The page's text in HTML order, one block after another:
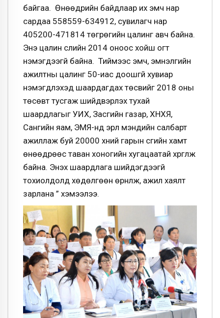
байгаа. Өнөөдрийн байдлаар их эмч нар
сардаа 558559-634912, сувилагч нар
405200-471814 төгрөгийн цалинг авч байна.
Энэ цалин сүүлийн 2014 оноос хойш огт
нэмэгдээгүй байна. Тиймээс эмч, эмнэлгийн
ажилтны цалинг 50-иас доошгүй хувиар
нэмэгдүүлэхэд шаардагдах төсвийг 2018 оны
төсөвт тусгаж шийдвэрлэх тухай
шаардлагыг УИХ, Засгийн газар, ХНХЯ,
Сангийн яам, ЭМЯ-нд эрүүл мэндийн салбарт
ажиллаж буй 20000 хүний гарын үсгийн хамт
өнөөдрөөс таван хоногийн хугацаатай хүргүүлж
байна. Энэхүү шаардлага шийдэгдээгүй
тохиолдолд хөдөлгөөн өрнүүлж, ажил хаялт
зарлана ” хэмээлээ.